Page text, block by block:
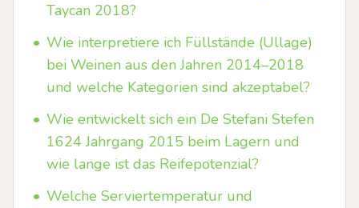
Taycan 2018?
• Wie interpretiere ich Füllstände (Ullage)
bei Weinen aus den Jahren 2014–2018
und welche Kategorien sind akzeptabel?
• Wie entwickelt sich ein De Stefani Stefen
1624 Jahrgang 2015 beim Lagern und
wie lange ist das Reifepotenzial?
• Welche Serviertemperatur und